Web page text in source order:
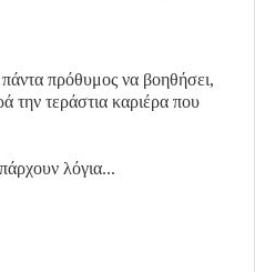
πρόθυμος να βοηθήσει,
την τεράστια καριέρα που
λόγια...